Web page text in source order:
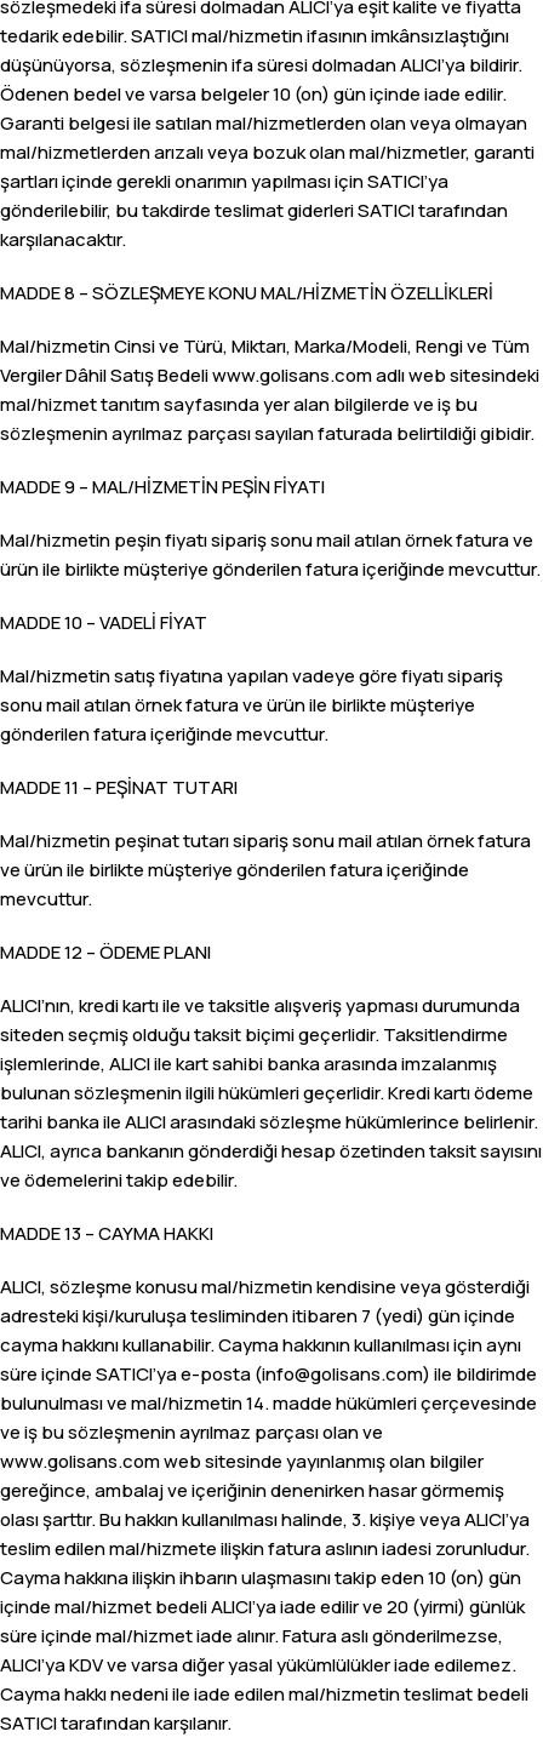
sözleşmedeki ifa süresi dolmadan ALICI’ya eşit kalite ve fiyatta
tedarik edebilir. SATICI mal/hizmetin ifasının imkânsızlaştığını
düşünüyorsa, sözleşmenin ifa süresi dolmadan ALICI’ya bildirir.
Ödenen bedel ve varsa belgeler 10 (on) gün içinde iade edilir.
Garanti belgesi ile satılan mal/hizmetlerden olan veya olmayan
mal/hizmetlerden arızalı veya bozuk olan mal/hizmetler, garanti
şartları içinde gerekli onarımın yapılması için SATICI’ya
gönderilebilir, bu takdirde teslimat giderleri SATICI tarafından
karşılanacaktır.
MADDE 8 – SÖZLEŞMEYE KONU MAL/HİZMETİN ÖZELLİKLERİ
Mal/hizmetin Cinsi ve Türü, Miktarı, Marka/Modeli, Rengi ve Tüm
Vergiler Dâhil Satış Bedeli www.golisans.com adlı web sitesindeki
mal/hizmet tanıtım sayfasında yer alan bilgilerde ve iş bu
sözleşmenin ayrılmaz parçası sayılan faturada belirtildiği gibidir.
MADDE 9 – MAL/HİZMETİN PEŞİN FİYATI
Mal/hizmetin peşin fiyatı sipariş sonu mail atılan örnek fatura ve
ürün ile birlikte müşteriye gönderilen fatura içeriğinde mevcuttur.
MADDE 10 – VADELİ FİYAT
Mal/hizmetin satış fiyatına yapılan vadeye göre fiyatı sipariş
sonu mail atılan örnek fatura ve ürün ile birlikte müşteriye
gönderilen fatura içeriğinde mevcuttur.
MADDE 11 – PEŞİNAT TUTARI
Mal/hizmetin peşinat tutarı sipariş sonu mail atılan örnek fatura
ve ürün ile birlikte müşteriye gönderilen fatura içeriğinde
mevcuttur.
MADDE 12 – ÖDEME PLANI
ALICI’nın, kredi kartı ile ve taksitle alışveriş yapması durumunda
siteden seçmiş olduğu taksit biçimi geçerlidir. Taksitlendirme
işlemlerinde, ALICI ile kart sahibi banka arasında imzalanmış
bulunan sözleşmenin ilgili hükümleri geçerlidir. Kredi kartı ödeme
tarihi banka ile ALICI arasındaki sözleşme hükümlerince belirlenir.
ALICI, ayrıca bankanın gönderdiği hesap özetinden taksit sayısını
ve ödemelerini takip edebilir.
MADDE 13 – CAYMA HAKKI
ALICI, sözleşme konusu mal/hizmetin kendisine veya gösterdiği
adresteki kişi/kuruluşa tesliminden itibaren 7 (yedi) gün içinde
cayma hakkını kullanabilir. Cayma hakkının kullanılması için aynı
süre içinde SATICI’ya e-posta (info@golisans.com) ile bildirimde
bulunulması ve mal/hizmetin 14. madde hükümleri çerçevesinde
ve iş bu sözleşmenin ayrılmaz parçası olan ve
www.golisans.com web sitesinde yayınlanmış olan bilgiler
gereğince, ambalaj ve içeriğinin denenirken hasar görmemiş
olası şarttır. Bu hakkın kullanılması halinde, 3. kişiye veya ALICI’ya
teslim edilen mal/hizmete ilişkin fatura aslının iadesi zorunludur.
Cayma hakkına ilişkin ihbarın ulaşmasını takip eden 10 (on) gün
içinde mal/hizmet bedeli ALICI’ya iade edilir ve 20 (yirmi) günlük
süre içinde mal/hizmet iade alınır. Fatura aslı gönderilmezse,
ALICI’ya KDV ve varsa diğer yasal yükümlülükler iade edilemez.
Cayma hakkı nedeni ile iade edilen mal/hizmetin teslimat bedeli
SATICI tarafından karşılanır.